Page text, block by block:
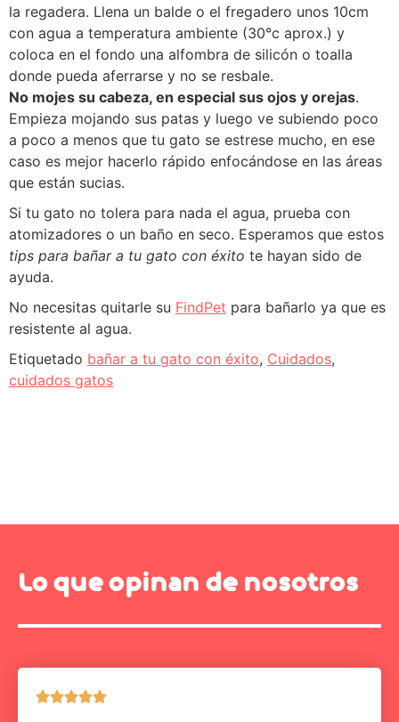
la regadera. Llena un balde o el fregadero unos 10cm
con agua a temperatura ambiente (30°c aprox.) y
coloca en el fondo una alfombra de silicón o toalla
donde pueda aferrarse y no se resbale.
No mojes su cabeza, en especial sus ojos y orejas.
Empieza mojando sus patas y luego ve subiendo poco
a poco a menos que tu gato se estrese mucho, en ese
caso es mejor hacerlo rápido enfocándose en las áreas
que están sucias.
Si tu gato no tolera para nada el agua, prueba con
atomizadores o un baño en seco. Esperamos que estos
tips para bañar a tu gato con éxito te hayan sido de
ayuda.
No necesitas quitarle su FindPet para bañarlo ya que es
resistente al agua.
Etiquetado bañar a tu gato con éxito, Cuidados,
cuidados gatos
Lo que opinan de nosotros
